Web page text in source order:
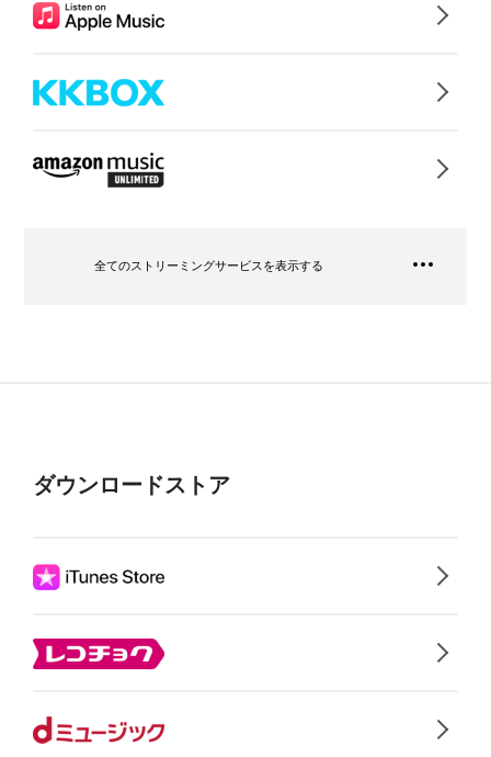
全てのストリーミングサービスを表示する
ダウンロードストア